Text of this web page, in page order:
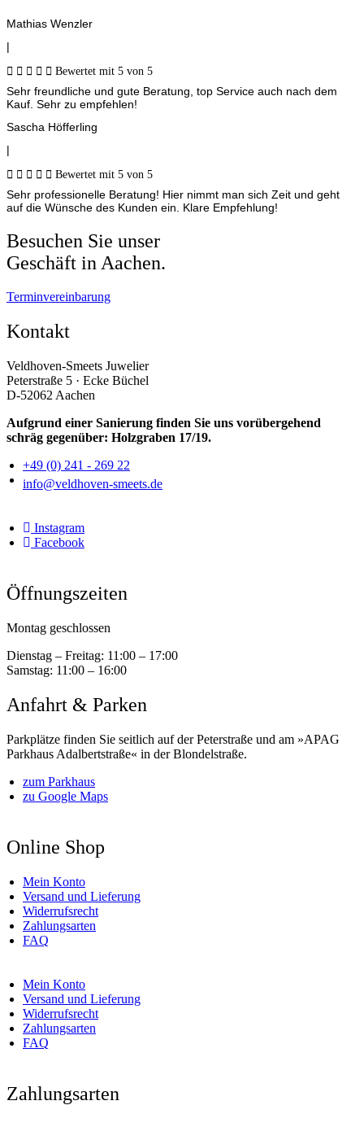
Mathias Wenzler
|
     Bewertet mit 5 von 5
Sehr freundliche und gute Beratung, top Service auch nach dem
Kauf. Sehr zu empfehlen!
Sascha Höfferling
|
     Bewertet mit 5 von 5
Sehr professionelle Beratung! Hier nimmt man sich Zeit und geht
auf die Wünsche des Kunden ein. Klare Empfehlung!
Besuchen Sie unser
Geschäft in Aachen.
Terminvereinbarung
Kontakt
Veldhoven-Smeets Juwelier
Peterstraße 5 · Ecke Büchel
D-52062 Aachen
Aufgrund einer Sanierung finden Sie uns vorübergehend
schräg gegenüber: Holzgraben 17/19.
+49 (0) 241 - 269 22
info@veldhoven-smeets.de
Instagram
Facebook
Öffnungszeiten
Montag geschlossen
Dienstag – Freitag: 11:00 – 17:00
Samstag: 11:00 – 16:00
Anfahrt & Parken
Parkplätze finden Sie seitlich auf der Peterstraße und am »APAG
Parkhaus Adalbertstraße« in der Blondelstraße.
zum Parkhaus
zu Google Maps
Online Shop
Mein Konto
Versand und Lieferung
Widerrufsrecht
Zahlungsarten
FAQ
Mein Konto
Versand und Lieferung
Widerrufsrecht
Zahlungsarten
FAQ
Zahlungsarten